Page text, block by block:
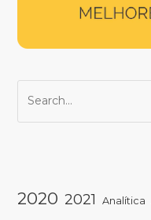
2020 2021 Analítica